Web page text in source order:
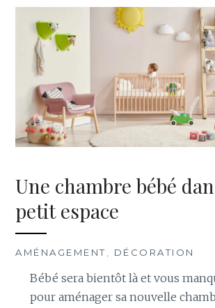
Une chambre bébé
petit espace
AMÉNAGEMENT , DÉCORATION
Bébé sera bientôt là et vous
pour aménager sa nouvelle